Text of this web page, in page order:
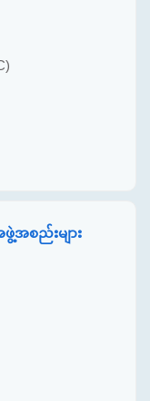
စည်းများ